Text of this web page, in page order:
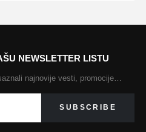
NEWSLETTER LISTU
najnovije vesti, promocije…